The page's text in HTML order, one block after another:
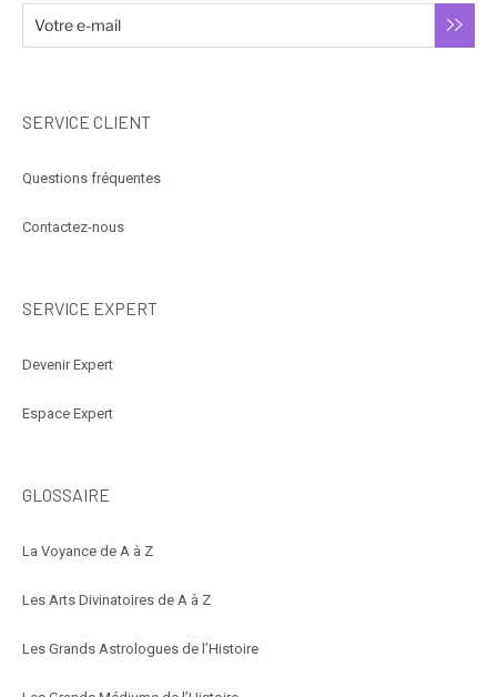
SERVICE CLIENT
Questions fréquentes
Contactez-nous
SERVICE EXPERT
Devenir Expert
Espace Expert
GLOSSAIRE
La Voyance de A à Z
Les Arts Divinatoires de A à Z
Les Grands Astrologues de l’Histoire